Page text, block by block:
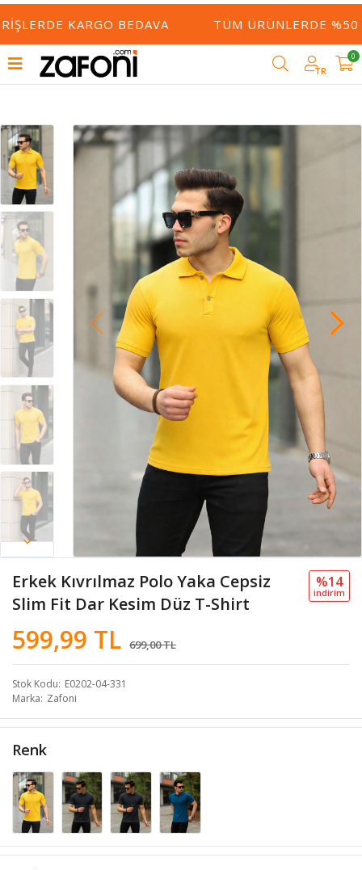
KARGO BEDAVA TÜM ÜRÜNLERDE %50
TR
0
Erkek Kıvrılmaz Polo Yaka Cepsiz
Slim Fit Dar Kesim Düz T-Shirt
599,99 TL 699,00 TL
%14
i̇ndi̇ri̇m
Stok Kodu E0202-04-331
Marka Zafoni
Renk